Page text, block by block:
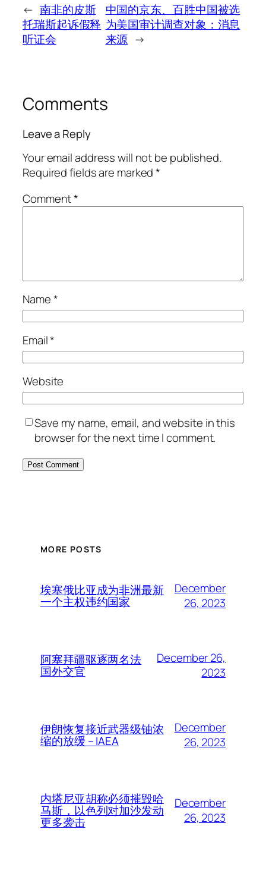
← 南非的皮斯
托瑞斯起诉假释
听证会
中国的京东、百胜中国被选
为美国审计调查对象：消息
来源 →
Comments
Leave a Reply
Your email address will not be published.
Required fields are marked*
Comment*
Name*
Email*
Website
Save my name, email, and website in this
browser for the next time I comment.
MORE POSTS
埃塞俄比亚成为非洲最新
一个主权违约国家
December
26, 2023
阿塞拜疆驱逐两名法
国外交官
December 26,
2023
伊朗恢复接近武器级铀浓
缩的放缓 – IAEA
December
26, 2023
内塔尼亚胡称必须摧毁哈
马斯，以色列对加沙发动
更多袭击
December
26, 2023